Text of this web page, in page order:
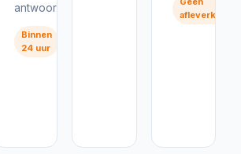
antwoord.
Binnen
24 uur
afleverkosten